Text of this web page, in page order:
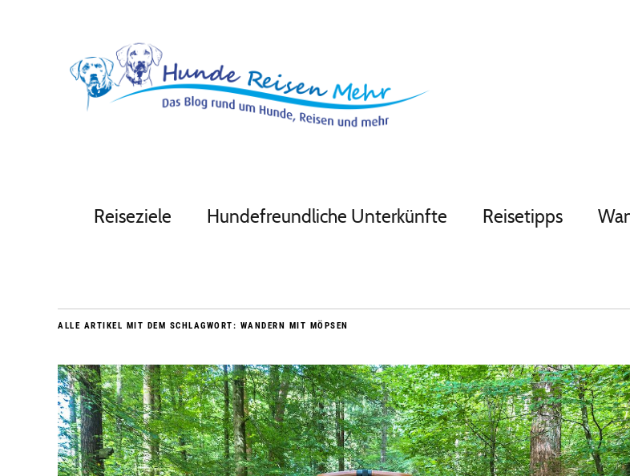
Reiseziele Hundefreundliche Unterkünfte Reisetipps
ALLE ARTIKEL MIT DEM SCHLAGWORT: WANDERN MIT MÖPSEN